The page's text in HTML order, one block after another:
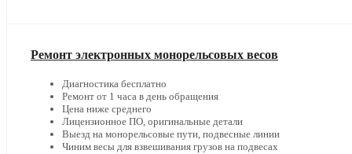
Ремонт электронных монорельсовых весов
Диагностика бесплатно
Ремонт от 1 часа в день обращения
Цена ниже среднего
Лицензионное ПО, оригинальные детали
Выезд на монорельсовые пути, подвесные линии
Чиним весы для взвешивания грузов на подвесах